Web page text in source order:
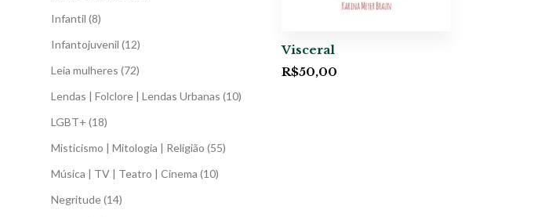
Infantil (8)
Infantojuvenil (12)
Leia mulheres (72)
Lendas | Folclore | Lendas Urbanas (10)
LGBT+ (18)
Misticismo | Mitologia | Religião (55)
Música | TV | Teatro | Cinema (10)
Negritude(14)
Visceral
R$50,00